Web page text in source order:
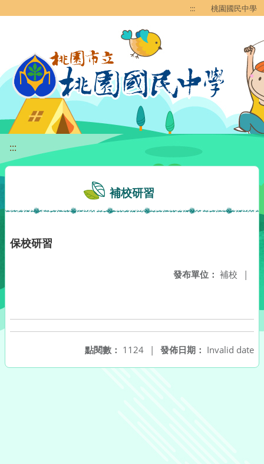
::: 桃園國民中學
:::
補校研習
保校研習
發布單位： 補校 |
發佈日期： Invalid date
點閱數： 1124 |